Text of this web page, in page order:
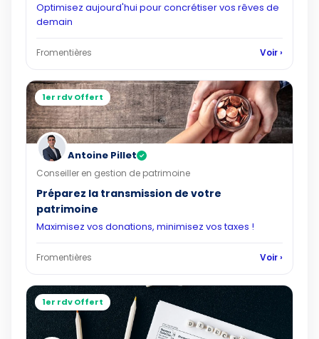
Optimisez aujourd'hui pour concrétiser vos rêves de
demain
Fromentières Voir ›
1er rdv Offert
Antoine Pillet ✓
Conseiller en gestion de patrimoine
Préparez la transmission de votre
patrimoine
Maximisez vos donations, minimisez vos taxes !
Fromentières Voir ›
1er rdv Offert